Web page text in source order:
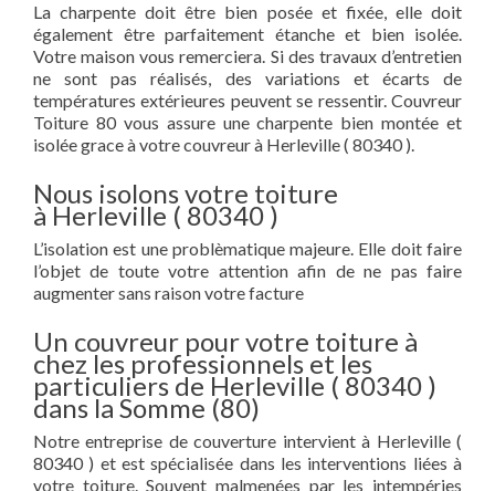
La charpente doit être bien posée et fixée, elle doit
également être parfaitement étanche et bien isolée.
Votre maison vous remerciera. Si des travaux d’entretien
ne sont pas réalisés, des variations et écarts de
températures extérieures peuvent se ressentir. Couvreur
Toiture 80 vous assure une charpente bien montée et
isolée grace à votre couvreur à Herleville ( 80340 ).
Nous isolons votre toiture
à Herleville ( 80340 )
L’isolation est une problèmatique majeure. Elle doit faire
l’objet de toute votre attention afin de ne pas faire
augmenter sans raison votre facture
Un couvreur pour votre toiture à
chez les professionnels et les
particuliers de Herleville ( 80340 )
dans la Somme (80)
Notre entreprise de couverture intervient à Herleville (
80340 ) et est spécialisée dans les interventions liées à
votre toiture. Souvent malmenées par les intempéries